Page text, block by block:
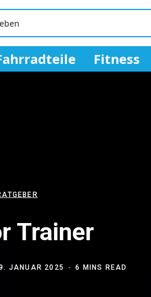
Fitness
Trainer
JANUAR 2025 6 MINS READ